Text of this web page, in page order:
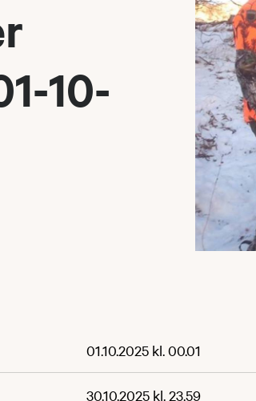
10-
01.10.2025 kl. 00.01
30.10.2025 kl. 23.59